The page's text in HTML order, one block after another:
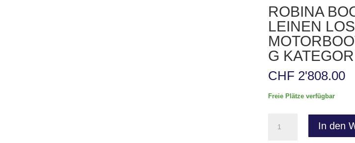
ROBINA
LEINEN
G
CHF 2'808.00
Freie Plätze verfügbar
Bootsschule
In den